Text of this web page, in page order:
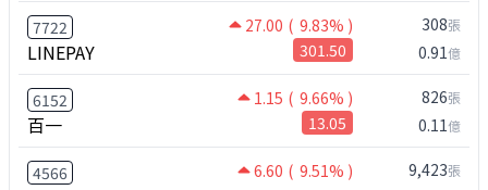
7722 27.00 ( 9.83% )
LINEPAY 301.50
308張
0.91億
6152 1.15 ( 9.66% )
百一 13.05
826張
0.11億
4566 6.60 ( 9.51% ) 9,423張